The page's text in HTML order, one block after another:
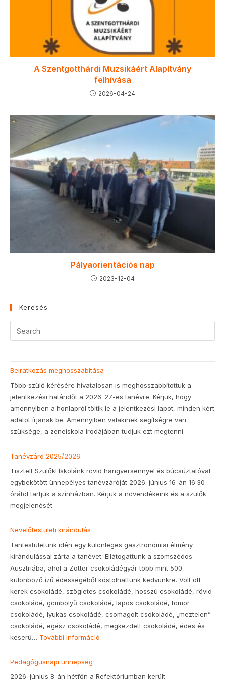
A Szentgotthárdi Muzsikáért Alapítvány
felhívása
2026-04-24
Pályaorientációs nap
2023-12-04
Keresés
Beiratkozás meghosszabítása
Több szülő kérésére hivatalosan is meghosszabbítottuk a
jelentkezési határidőt a 2026-27-es tanévre. Kérjük, hogy
amennyiben a honlapról töltik le a jelentkezési lapot, minden kért
adatot írjanak be. Amennyiben valakinek segítségre van
szüksége, a zeneiskola irodájában tudjuk ezt megtenni.
Tanévzáró 2025/2026
Tisztelt Szülők! Iskolánk rövid hangversennyel és búcsúztatóval
egybekötött ünnepélyes tanévzáróját 2026. június 16-án 16:30
órától tartjuk a színházban. Kérjük a növendékeink és a szülők
megjelenését.
Nevelőtestületi kirándulás
Tantestületünk idén egy különleges gasztronómiai élmény
kirándulással zárta a tanévet. Ellátogattunk a szomszédos
Ausztriába, ahol a Zotter csokoládégyár több mint 500
különböző ízű édességéből kóstolhattunk kedvünkre. Volt ott
kerek csokoládé, szögletes csokoládé, hosszú csokoládé, rövid
csokoládé, gömbölyű csokoládé, lapos csokoládé, tömör
csokoládé, lyukas csokoládé, csomagolt csokoládé, „meztelen”
csokoládé, egész csokoládé, megkezdett csokoládé, édes és
keserű… További információ
Pedagógusnapi ünnepség
2026. június 8-án hétfőn a Refektóriumban került